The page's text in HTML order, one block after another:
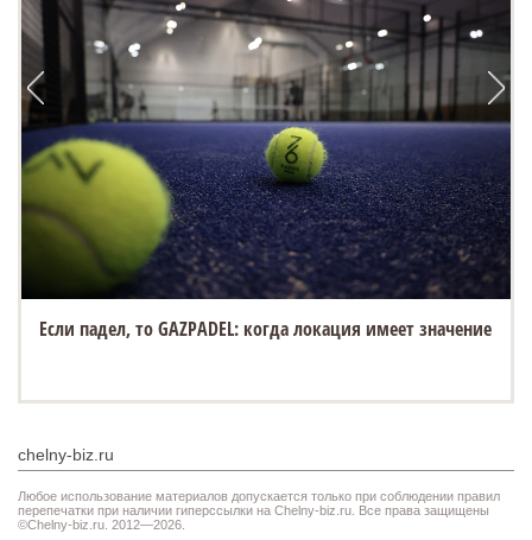
Если падел, то GAZPADEL: когда локация имеет значение
chelny-biz.ru
Любое использование материалов допускается только при соблюдении правил
перепечатки при наличии гиперссылки на Chelny-biz.ru. Все права защищены
©Chelny-biz.ru. 2012—2026.